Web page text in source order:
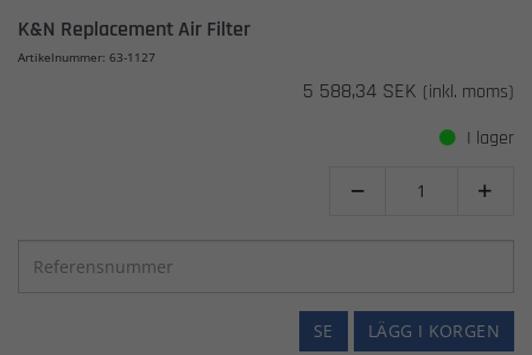
K&N Replacement Air Filter
Artikelnummer: 63-1127
5 588,34 SEK (inkl. moms)
I lager
 
LÄGG I KORGEN
SE